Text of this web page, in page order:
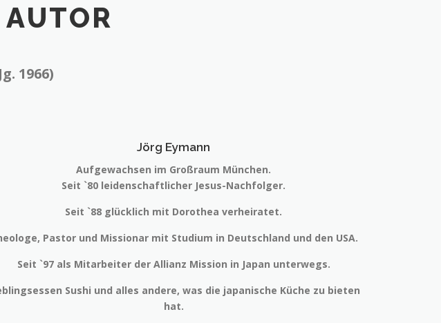
1966)
Jörg Eymann
Aufgewachsen im Großraum München.
Seit `80 leidenschaftlicher Jesus-Nachfolger.
Seit `88 glücklich mit Dorothea verheiratet.
Pastor und Missionar mit Studium in Deutschland und den USA.
Seit `97 als Mitarbeiter der Allianz Mission in Japan unterwegs.
Sushi und alles andere, was die japanische Küche zu bieten
hat.